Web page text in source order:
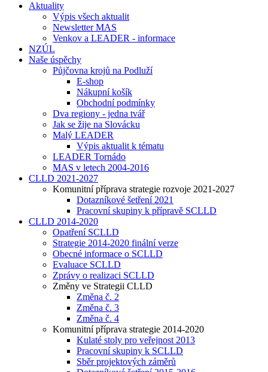
Aktuality
Výpis všech aktualit
Newsletter MAS
Venkov a LEADER - informace
NZÚL
Naše úspěchy
Půjčovna krojů na Podluží
E-shop
Nákupní košík
Obchodní podmínky
Dva regiony - jedna tvář
Jak se žije na Slovácku
Malý LEADER
Výpis aktualit k tématu
LEADER Tornádo
MAS v letech 2004-2016
CLLD 2021-2027
Komunitní příprava strategie rozvoje 2021-2027
Dotazníkové šetření 2021
Pracovní skupiny k přípravě SCLLD
CLLD 2014-2020
Opatření SCLLD
Strategie 2014-2020 finální verze
Obecné informace o SCLLD
Evaluace SCLLD
Zprávy o realizaci SCLLD
Změny ve Strategii CLLD
Změna č. 2
Změna č. 3
Změna č. 4
Komunitní příprava strategie 2014-2020
Kulaté stoly pro veřejnost 2013
Pracovní skupiny k SCLLD
Sběr projektových záměrů